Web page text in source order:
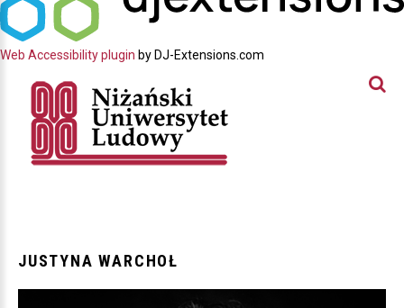
Web Accessibility plugin by DJ-Extensions.com
JUSTYNA WARCHOŁ